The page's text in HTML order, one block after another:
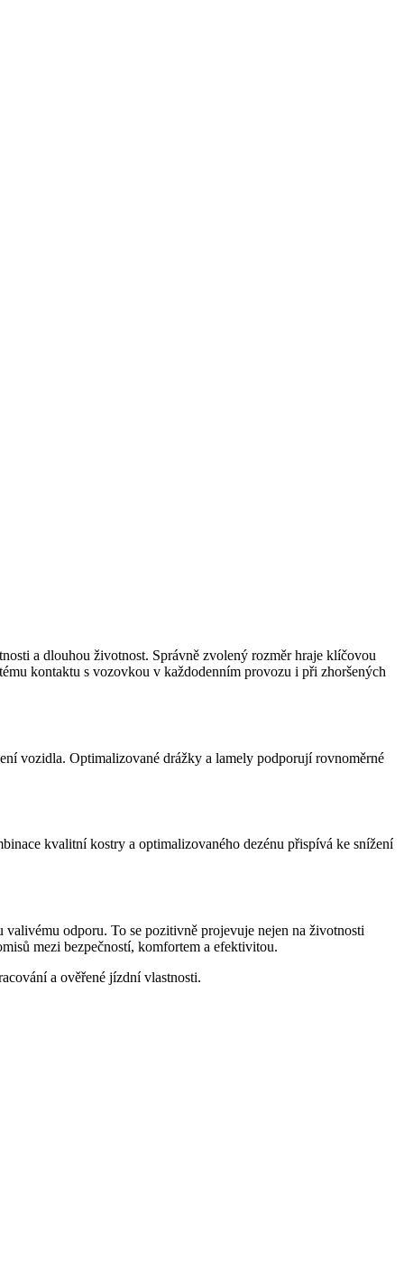
a dlouhou životnost. Správně zvolený rozměr hraje klíčovou
kontaktu s vozovkou v každodenním provozu i při zhoršených
vozidla. Optimalizované drážky a lamely podporují rovnoměrné
kvalitní kostry a optimalizovaného dezénu přispívá ke snížení
odporu. To se pozitivně projevuje nejen na životnosti
mezi bezpečností, komfortem a efektivitou.
a ověřené jízdní vlastnosti.